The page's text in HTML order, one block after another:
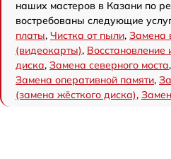
наших мастеров в Казани по
востребованы следующие
платы, Чистка от пыли, Замена
(видеокарты),
диска, Замена северного моста,
Замена оперативной памяти,
(замена жёсткого диска),